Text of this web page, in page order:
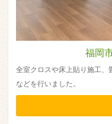
福岡
全室クロスや床上貼り施工、
などを行いました。